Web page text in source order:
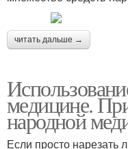
читать дальше →
медицине.
народной
Если просто